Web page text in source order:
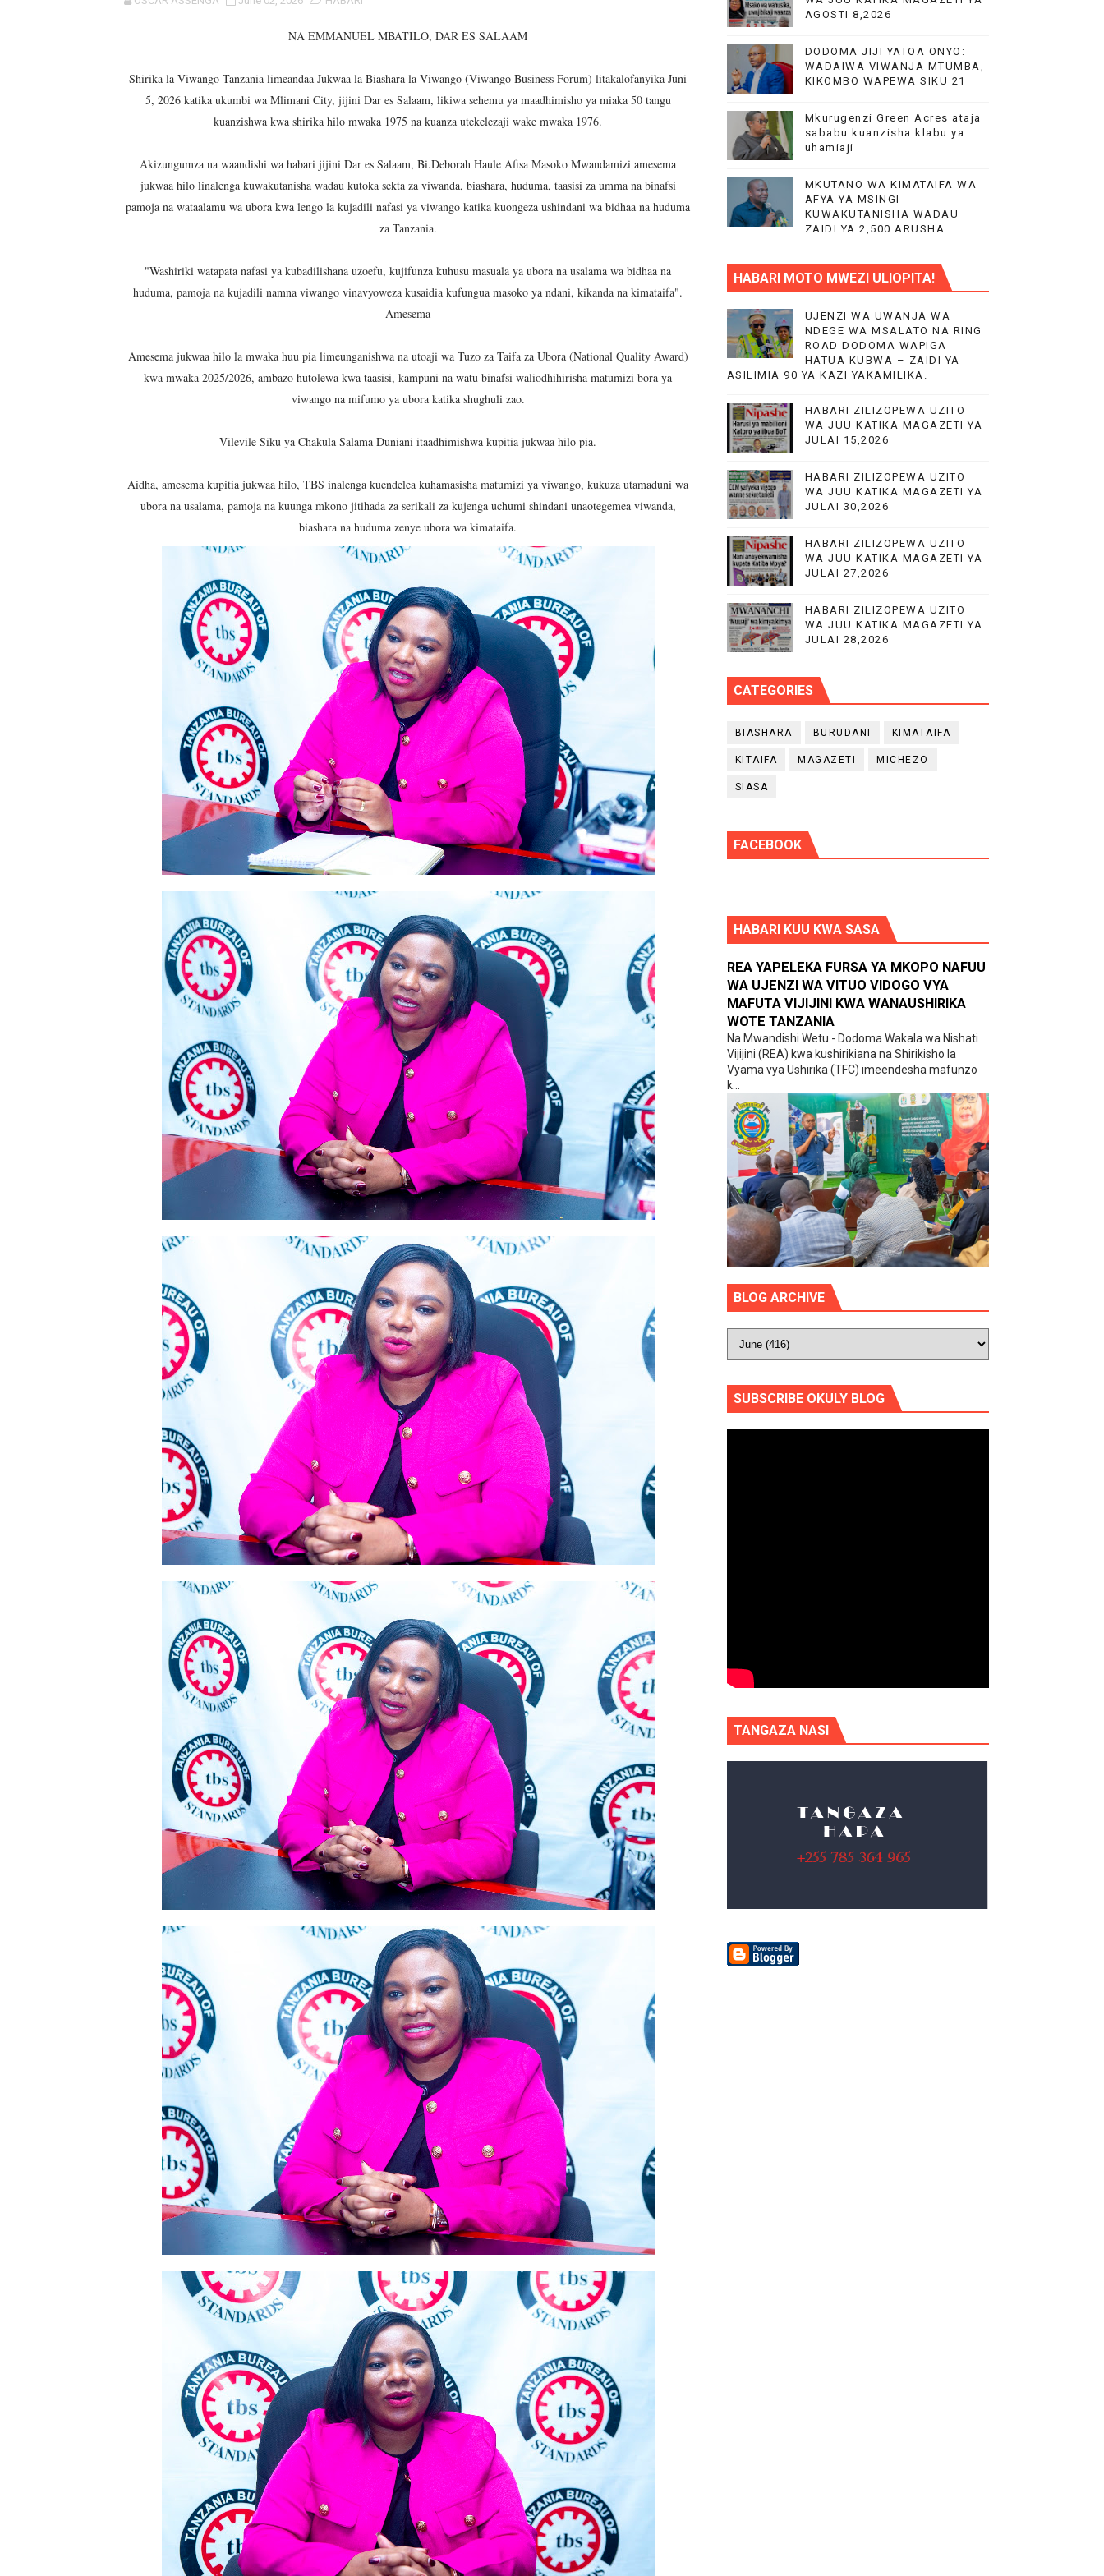
LONDO AIPONGEZA FCC KWA KUJENGA USHINDANI WA HAKI UNAOINUA UCHUMI WA TAIFA
TBS YASISITIZA UBORA WA BIDHAA KUWA CHACHU YA BIASHARA NA ULINZI WA MLAJI
MRADI WA KITUO CHA KUONGEZA MSUKUMO WA MAFUTA (PS3) MULEBA WAFIKIA ASILIMIA 88
WACHIMBAJI WADOGO NAMUNGO WAOMBA MAFUNZO ENDELEVU YA USALAMA NA AFYA KAZINI
DARAJA LA BILIONI 1.2 KUONDOA KERO YA USAFIRI KILOSA
FURSA ZA BIASHARA ZA MABILIONI KATIKA MIGODI ZAWAFUNGUKIA WATANZANIA
EWURA KANDA YA KATI YATOA WITO KUHUSU LESENI ZA MAFUNDI UMEME,MAONESHO YA NANENANE
Rais Dkt. Samia Afungua Rasmi Miundombinu ya BRT Awamu ya Pili Dar es Salaam
KIELELEZO KIPYA CHA VIWANGO VYA FAIDA VYA DHAMANA ZA SERIKALI KUBORESHA UWAZI NA UWEKEZAJI.
WATUMISHI WA WIZARA YA FEDHA WATAKIWA KUZINGATIA WELEDI NA MAADILI KATIKA UTOAJI WA HUDUMA NANENANE
TANZANIA YAIPONGEZA AFRICA50, YAIMARISHA USHIRIKIANO KATIKA MAENDELEO YA MIUNDOMBINU AFRIKA
REA YAPELEKA FURSA YA MKOPO NAFUU WA UJENZI WA VITUO VIDOGO VYA MAFUTA VIJIJINI KWA WANAUSHIRIKA WOTE TANZANIA
NA EMMANUEL MBATILO, DAR ES SALAAM
Shirika la Viwango Tanzania limeandaa Jukwaa la Biashara la Viwango (Viwango Business Forum) litakalofanyika Juni
5, 2026 katika ukumbi wa Mlimani City, jijini Dar es Salaam, likiwa sehemu ya maadhimisho ya miaka 50 tangu
kuanzishwa kwa shirika hilo mwaka 1975 na kuanza utekelezaji wake mwaka 1976.
Akizungumza na waandishi wa habari jijini Dar es Salaam, Bi.Deborah Haule Afisa Masoko Mwandamizi amesema
jukwaa hilo linalenga kuwakutanisha wadau kutoka sekta za viwanda, biashara, huduma, taasisi za umma na binafsi
pamoja na wataalamu wa ubora kwa lengo la kujadili nafasi ya viwango katika kuongeza ushindani wa bidhaa na huduma
za Tanzania.
"Washiriki watapata nafasi ya kubadilishana uzoefu, kujifunza kuhusu masuala ya ubora na usalama wa bidhaa na
huduma, pamoja na kujadili namna viwango vinavyoweza kusaidia kufungua masoko ya ndani, kikanda na kimataifa".
Amesema
Amesema jukwaa hilo la mwaka huu pia limeunganishwa na utoaji wa Tuzo za Taifa za Ubora (National Quality Award)
kwa mwaka 2025/2026, ambazo hutolewa kwa taasisi, kampuni na watu binafsi waliodhihirisha matumizi bora ya
viwango na mifumo ya ubora katika shughuli zao.
Vilevile Siku ya Chakula Salama Duniani itaadhimishwa kupitia jukwaa hilo pia.
Aidha, amesema kupitia jukwaa hilo, TBS inalenga kuendelea kuhamasisha matumizi ya viwango, kukuza utamaduni wa
ubora na usalama, pamoja na kuunga mkono jitihada za serikali za kujenga uchumi shindani unaotegemea viwanda,
biashara na huduma zenye ubora wa kimataifa.
AGOSTI 8,2026
DODOMA JIJI YATOA ONYO:
WADAIWA VIWANJA MTUMBA,
KIKOMBO WAPEWA SIKU 21
Mkurugenzi Green Acres ataja
sababu kuanzisha klabu ya
uhamiaji
MKUTANO WA KIMATAIFA WA
AFYA YA MSINGI
KUWAKUTANISHA WADAU
ZAIDI YA 2,500 ARUSHA
HABARI MOTO MWEZI ULIOPITA!
UJENZI WA UWANJA WA
NDEGE WA MSALATO NA RING
ROAD DODOMA WAPIGA
HATUA KUBWA – ZAIDI YA
ASILIMIA 90 YA KAZI YAKAMILIKA.
HABARI ZILIZOPEWA UZITO
WA JUU KATIKA MAGAZETI YA
JULAI 15,2026
HABARI ZILIZOPEWA UZITO
WA JUU KATIKA MAGAZETI YA
JULAI 30,2026
HABARI ZILIZOPEWA UZITO
WA JUU KATIKA MAGAZETI YA
JULAI 27,2026
HABARI ZILIZOPEWA UZITO
WA JUU KATIKA MAGAZETI YA
JULAI 28,2026
CATEGORIES
BIASHARA BURUDANI KIMATAIFA
KITAIFA MAGAZETI MICHEZO
SIASA
FACEBOOK
HABARI KUU KWA SASA
REA YAPELEKA FURSA YA MKOPO NAFUU
WA UJENZI WA VITUO VIDOGO VYA
MAFUTA VIJIJINI KWA WANAUSHIRIKA
WOTE TANZANIA
Na Mwandishi Wetu - Dodoma Wakala wa Nishati
Vijijini (REA) kwa kushirikiana na Shirikisho la
Vyama vya Ushirika (TFC) imeendesha mafunzo
k...
BLOG ARCHIVE
SUBSCRIBE OKULY BLOG
TANGAZA NASI